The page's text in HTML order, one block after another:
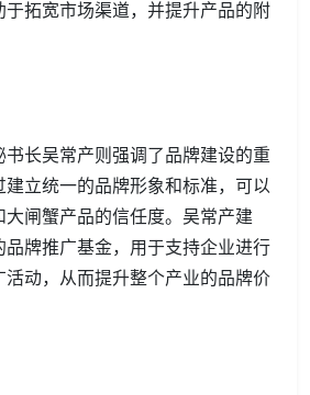
拓宽市场渠道，并提升产品的附
长吴常产则强调了品牌建设的重
立统一的品牌形象和标准，可以
闸蟹产品的信任度。吴常产建
牌推广基金，用于支持企业进行
动，从而提升整个产业的品牌价